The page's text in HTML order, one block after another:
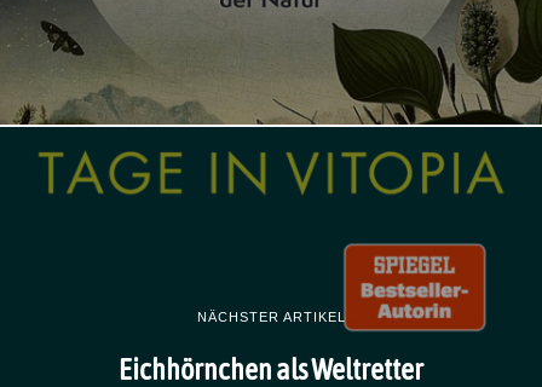
NÄCHSTER ARTIKEL
Eichhörnchen als Weltretter